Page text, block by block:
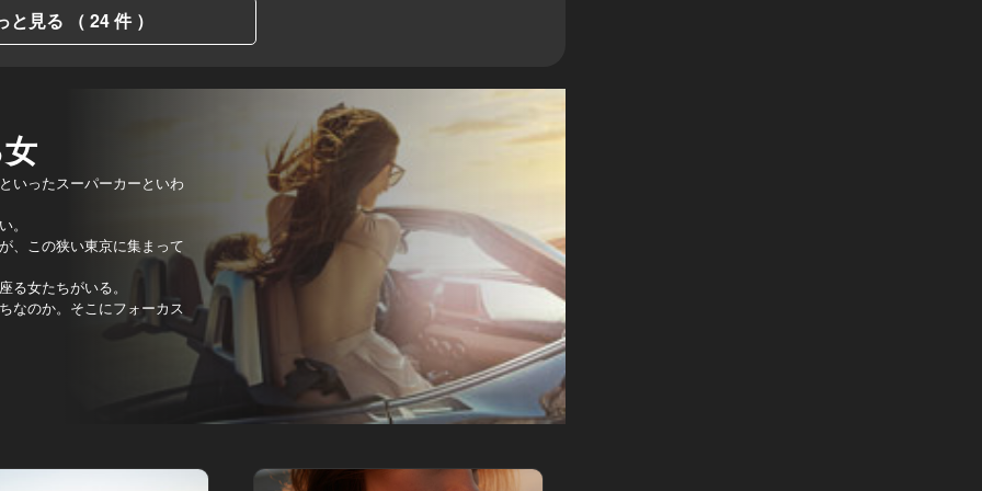
と見る （ 24 件 ）
いったスーパーカーといわ
。
、この狭い東京に集まって
女たちがいる。
なのか。そこにフォーカス